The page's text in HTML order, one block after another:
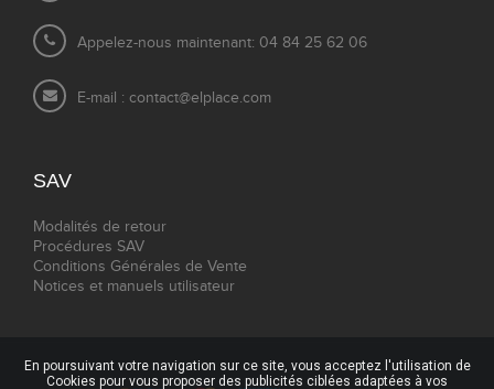
Appelez-nous maintenant: 04 84 25 62 06
E-mail : contact@elplace.com
SAV
Modalités de retour
Procédures SAV
Conditions Générales de Vente
Notices et manuels utilisateur
En poursuivant votre navigation sur ce site, vous acceptez l'utilisation de
Cookies pour vous proposer des publicités ciblées adaptées à vos